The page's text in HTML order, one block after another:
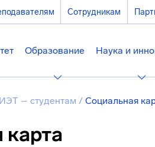
Сотрудникам
Образование Наука и
– студентам / Социальная